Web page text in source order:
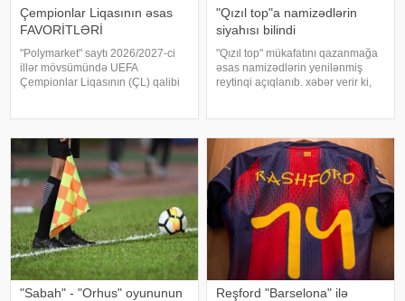
Çempionlar Liqasının əsas
FAVORİTLƏRİ
"Polymarket" saytı 2026/2027-ci
illər mövsümündə UEFA
Çempionlar Liqasının (ÇL) qalibi
başvermə ehtimallarını
"Qızıl top"a namizədlərin
siyahısı bilindi
"Qızıl top" mükafatını qazanmağa
əsas namizədlərin yenilənmiş
reytinqi açıqlanıb. xəbər verir ki,
edir. İkinci pilləd
"Sabah" - "Orhus" oyununun
Reşford "Barselona" ilə